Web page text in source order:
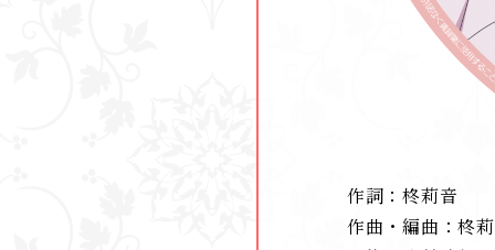
作詞
柊莉⾳
作曲・編曲
柊